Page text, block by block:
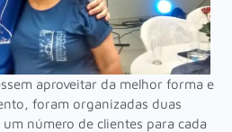
aproveitar da melhor forma e
foram organizadas duas
número de clientes para cada